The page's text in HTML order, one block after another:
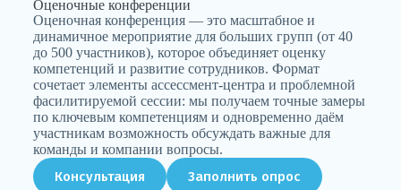
Оценочные конференции
Оценочная конференция — это масштабное и
динамичное мероприятие для больших групп (от 40
до 500 участников), которое объединяет оценку
компетенций и развитие сотрудников. Формат
сочетает элементы ассессмент-центра и проблемной
фасилитируемой сессии: мы получаем точные замеры
по ключевым компетенциям и одновременно даём
участникам возможность обсуждать важные для
команды и компании вопросы.
Консультация Заполнить опрос